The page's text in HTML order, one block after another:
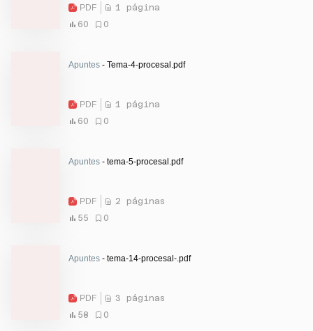
PDF
1 página
60
0
Apuntes - Tema-4-procesal.pdf
PDF
1 página
60
0
Apuntes - tema-5-procesal.pdf
PDF
2 páginas
55
0
Apuntes - tema-14-procesal-.pdf
PDF
3 páginas
58
0